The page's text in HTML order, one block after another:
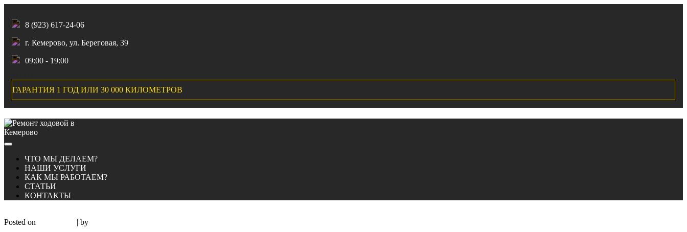
8 (923) 617-24-06
г. Кемерово, ул. Береговая, 39
09:00 - 19:00
ГАРАНТИЯ 1 ГОД ИЛИ 30 000 КИЛОМЕТРОВ
ЧТО МЫ ДЕЛАЕМ?
НАШИ УСЛУГИ
КАК МЫ РАБОТАЕМ?
СТАТЬИ
КОНТАКТЫ
Posted on | by